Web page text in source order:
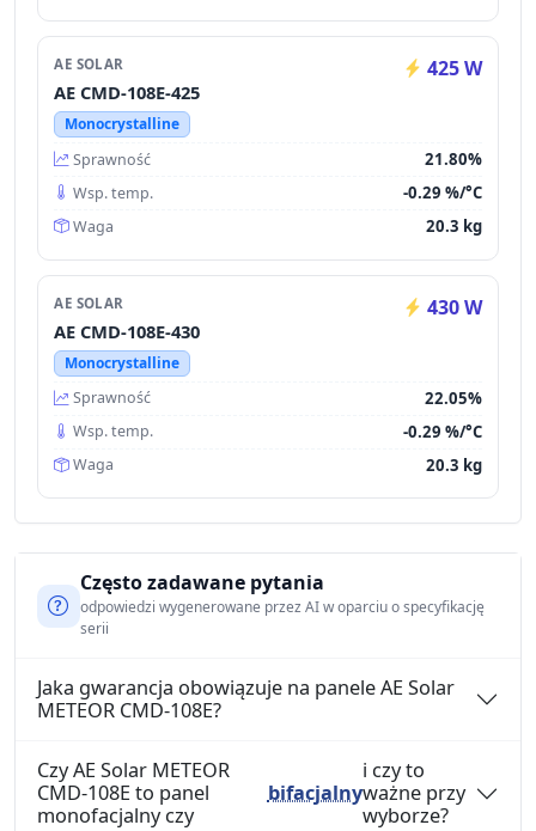
AE SOLAR 425 W
AE CMD-108E-425
Monocrystalline
Sprawność
21.80%
Wsp. temp. -0.29 %/°C
Waga 20.3 kg
AE SOLAR 430 W
AE CMD-108E-430
Monocrystalline
Sprawność
22.05%
Wsp. temp. -0.29 %/°C
Waga 20.3 kg
Często zadawane pytania
odpowiedzi wygenerowane przez AI w oparciu o specyfikację
serii
Jaka gwarancja obowiązuje na panele AE Solar
METEOR CMD-108E?
Czy AE Solar METEOR
CMD-108E to panel
monofacjalny czy
bifacjalny
i czy to
ważne przy
wyborze?